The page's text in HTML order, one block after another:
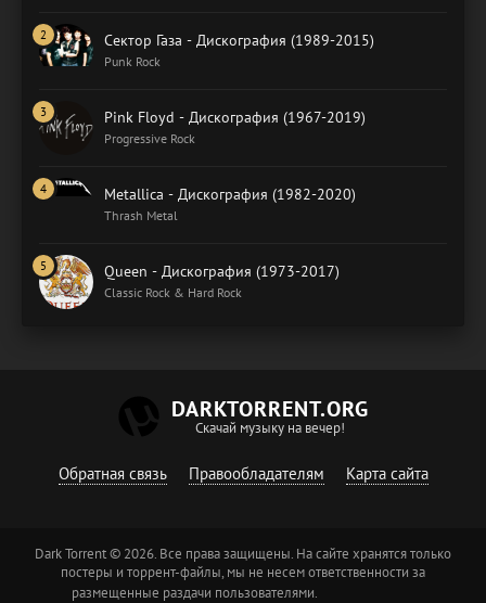
Сектор Газа - Дискография (1989-2015)
Punk Rock
Pink Floyd - Дискография (1967-2019)
Progressive Rock
Metallica - Дискография (1982-2020)
Thrash Metal
Queen - Дискография (1973-2017)
Classic Rock & Hard Rock
DARKTORRENT.ORG
Скачай музыку на вечер!
Обратная связь Правообладателям Карта сайта
Dark Torrent © 2026. Все права защищены. На сайте хранятся только
постеры и торрент-файлы, мы не несем ответственности за
размещенные раздачи пользователями.